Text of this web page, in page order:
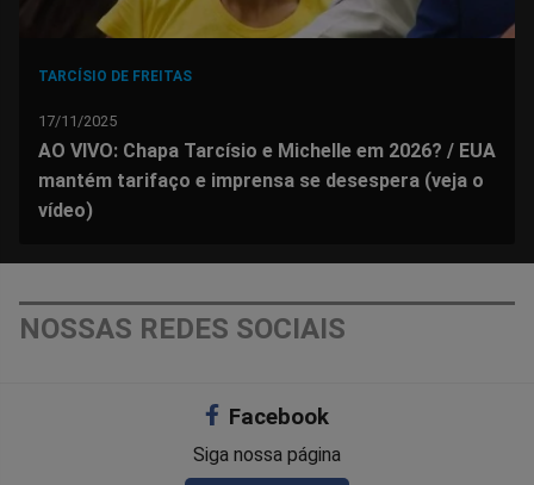
TARCÍSIO DE FREITAS
17/11/2025
AO VIVO: Chapa Tarcísio e Michelle em 2026? / EUA
mantém tarifaço e imprensa se desespera (veja o
vídeo)
NOSSAS REDES SOCIAIS
Facebook
Siga nossa página